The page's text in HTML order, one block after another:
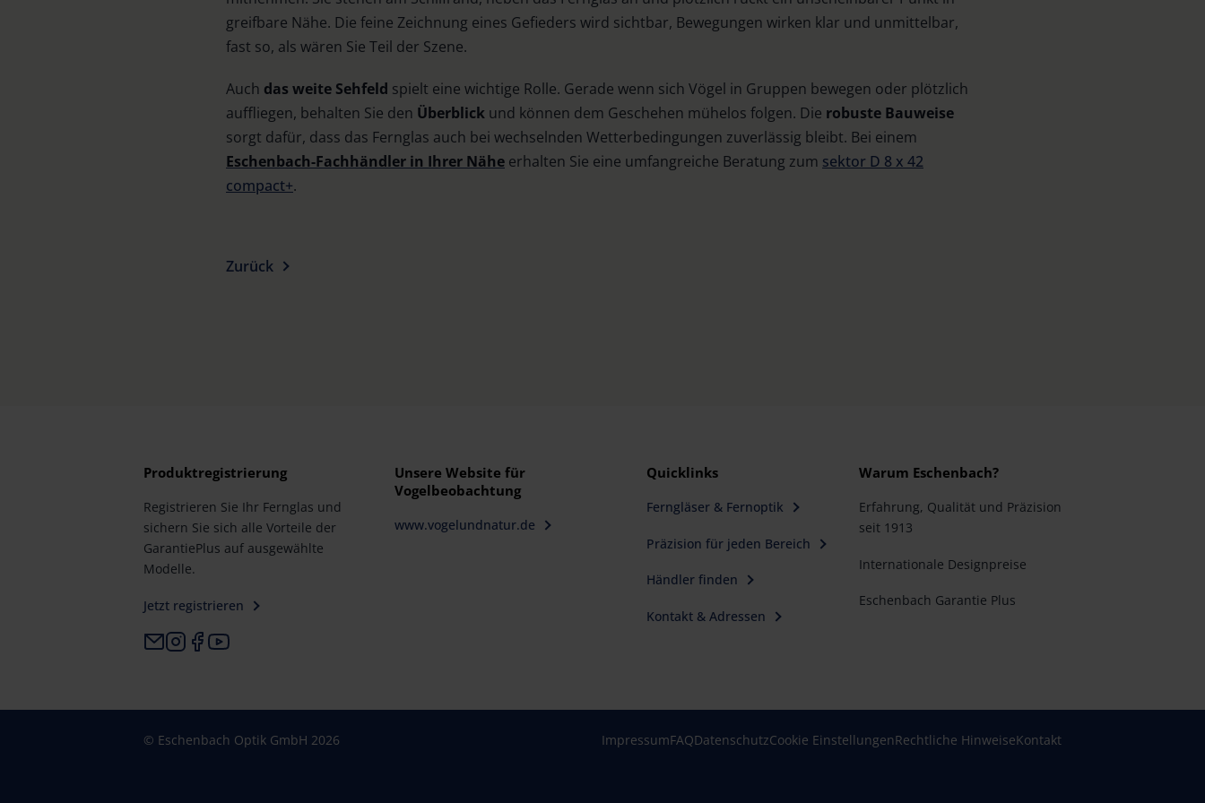
greifbare Nähe. Die feine Zeichnung eines Gefieders wird sichtbar, Bewegungen wirken klar und unmittelbar,
fast so, als wären Sie Teil der Szene.
Auch das weite Sehfeld spielt eine wichtige Rolle. Gerade wenn sich Vögel in Gruppen bewegen oder plötzlich
auffliegen, behalten Sie den Überblick und können dem Geschehen mühelos folgen. Die robuste Bauweise
sorgt dafür, dass das Fernglas auch bei wechselnden Wetterbedingungen zuverlässig bleibt. Bei einem
Eschenbach-Fachhändler in Ihrer Nähe erhalten Sie eine umfangreiche Beratung zum sektor D 8 x 42
compact+.
Zurück
Produktregistrierung
Registrieren Sie Ihr Fernglas und
sichern Sie sich alle Vorteile der
GarantiePlus auf ausgewählte
Modelle.
Jetzt registrieren
Unsere Website für
Vogelbeobachtung
www.vogelundnatur.de
Quicklinks
Ferngläser & Fernoptik
Präzision für jeden Bereich
Händler finden
Kontakt & Adressen
Warum Eschenbach?
Erfahrung, Qualität und Präzision
seit 1913
Internationale Designpreise
Eschenbach Garantie Plus
© Eschenbach Optik GmbH 2026 ImpressumFAQDatenschutzCookie EinstellungenRechtliche HinweiseKontakt